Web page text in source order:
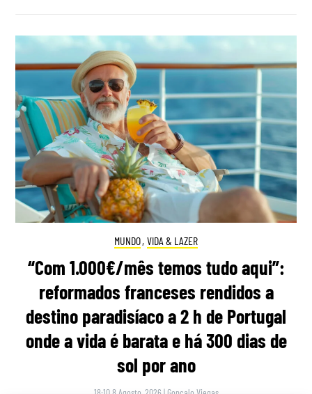
MUNDO, VIDA & LAZER
“Com 1.000€/mês temos tudo aqui”:
reformados franceses rendidos a
destino paradisíaco a 2 h de Portugal
onde a vida é barata e há 300 dias de
sol por ano